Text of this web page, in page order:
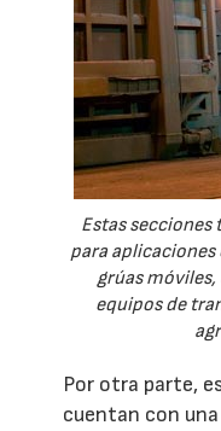
Estas
para
grúas
equipos de
Por otra parte,
cuentan con